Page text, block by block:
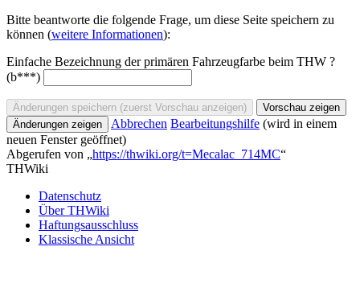
Bitte beantworte die folgende Frage, um diese Seite speichern zu
können (weitere Informationen):
Einfache Bezeichnung der primären Fahrzeugfarbe beim THW ?
(b***)
Abbrechen Bearbeitungshilfe (wird in einem
neuen Fenster geöffnet)
Abgerufen von „https://thwiki.org/t=Mecalac_714MC“
THWiki
Datenschutz
Über THWiki
Haftungsausschluss
Klassische Ansicht